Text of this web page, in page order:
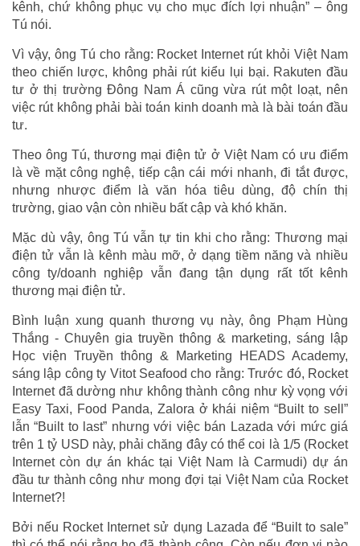
kênh, chứ không phục vụ cho mục đích lợi nhuận” – ông
Tú nói.
Vì vậy, ông Tú cho rằng: Rocket Internet rút khỏi Việt Nam
theo chiến lược, không phải rút kiểu lụi bại. Rakuten đầu
tư ở thị trường Đông Nam Á cũng vừa rút một loạt, nên
việc rút không phải bài toán kinh doanh mà là bài toán đầu
tư.
Theo ông Tú, thương mại điện tử ở Việt Nam có ưu điểm
là về mặt công nghệ, tiếp cận cái mới nhanh, đi tắt được,
nhưng nhược điểm là văn hóa tiêu dùng, độ chín thị
trường, giao vận còn nhiều bất cập và khó khăn.
Mặc dù vậy, ông Tú vẫn tự tin khi cho rằng: Thương mại
điện tử vẫn là kênh màu mỡ, ở dạng tiềm năng và nhiều
công ty/doanh nghiệp vẫn đang tận dụng rất tốt kênh
thương mại điện tử.
Bình luận xung quanh thương vụ này, ông Phạm Hùng
Thắng - Chuyên gia truyền thông & marketing, sáng lập
Học viện Truyền thông & Marketing HEADS Academy,
sáng lập công ty Vitot Seafood cho rằng: Trước đó, Rocket
Internet đã dường như không thành công như kỳ vọng với
Easy Taxi, Food Panda, Zalora ở khái niệm “Built to sell”
lẫn “Built to last” nhưng với việc bán Lazada với mức giá
trên 1 tỷ USD này, phải chăng đây có thể coi là 1/5 (Rocket
Internet còn dự án khác tại Việt Nam là Carmudi) dự án
đầu tư thành công như mong đợi tại Việt Nam của Rocket
Internet?!
Bởi nếu Rocket Internet sử dụng Lazada để “Built to sale”